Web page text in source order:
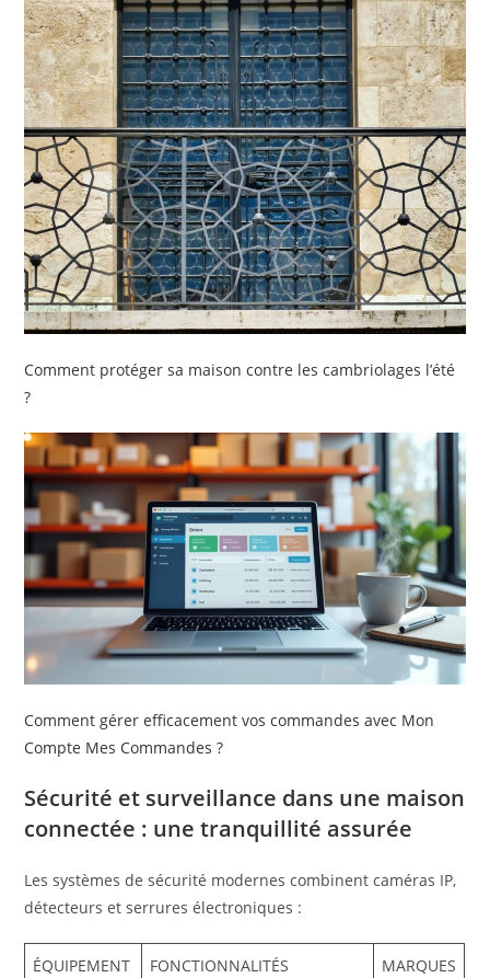
Comment protéger sa maison contre les cambriolages l’été
?
Comment gérer efficacement vos commandes avec Mon
Compte Mes Commandes ?
Sécurité et surveillance dans une maison
connectée : une tranquillité assurée
Les systèmes de sécurité modernes combinent caméras IP,
détecteurs et serrures électroniques :
ÉQUIPEMENT FONCTIONNALITÉS
MARQUES